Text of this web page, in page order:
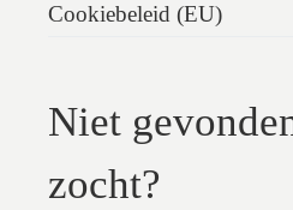
Cookiebeleid (EU)
Niet
zocht?